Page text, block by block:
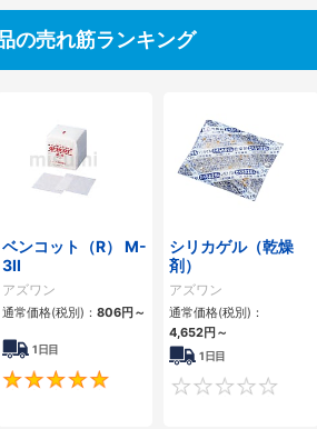
の売れ筋ランキング
5
ベンコット（R） M-
3II
アズワン
通常価格(税別)： 806円 ～
1日目
4.8
シリカゲル（乾燥
剤）
アズワン
通常価格(税別)：
4,652円 ～
1日目